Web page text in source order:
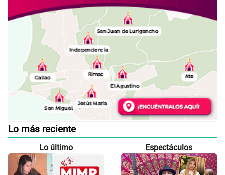
Lo más reciente
Lo último Espectáculos